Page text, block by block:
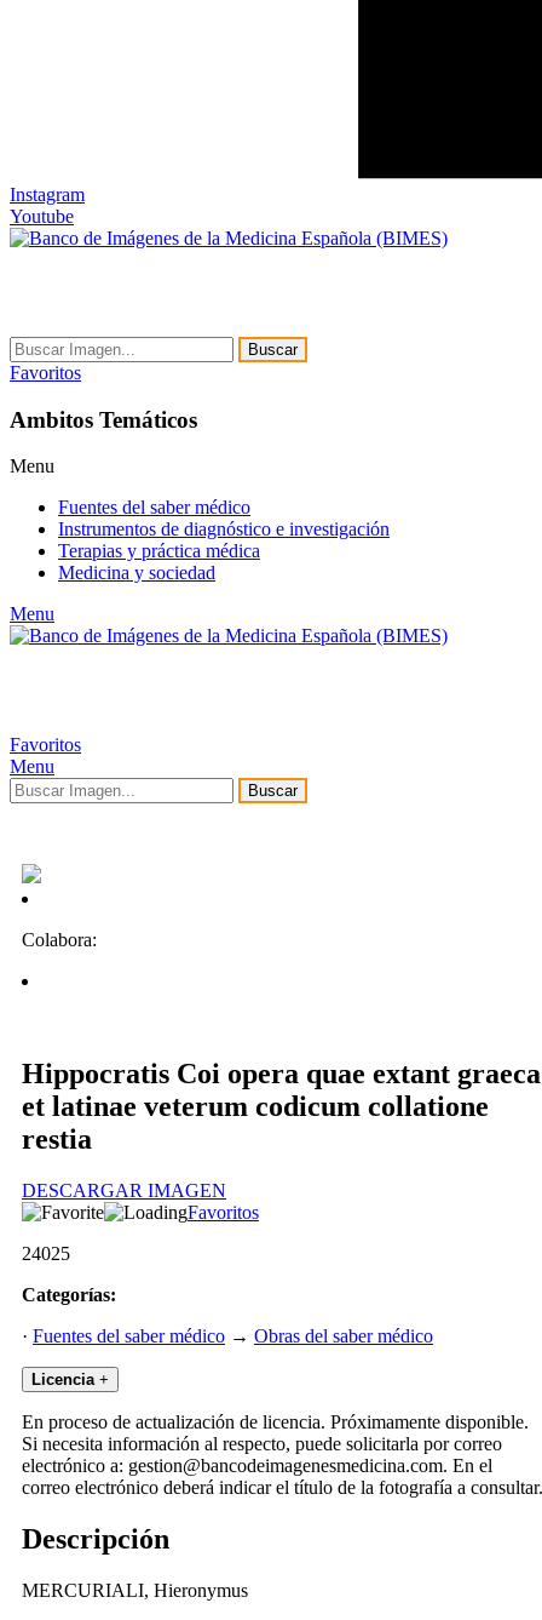
Instagram
Youtube
Buscar
Favoritos
Ambitos Temáticos
Menu
Fuentes del saber médico
Instrumentos de diagnóstico e investigación
Terapias y práctica médica
Medicina y sociedad
Menu
Favoritos
Menu
Buscar
Colabora:
Hippocratis Coi opera quae extant graeca
et latinae veterum codicum collatione
restia
DESCARGAR IMAGEN
Favoritos
24025
Categorías:
· Fuentes del saber médico → Obras del saber médico
Licencia +
En proceso de actualización de licencia. Próximamente disponible.
Si necesita información al respecto, puede solicitarla por correo
electrónico a: gestion@bancodeimagenesmedicina.com. En el
correo electrónico deberá indicar el título de la fotografía a consultar.
Descripción
MERCURIALI, Hieronymus